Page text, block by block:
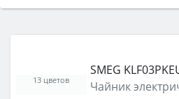
Сначала определитесь с
затем смотрите на объём
функции (конвекция,
защита от детей).
SMEG
Чайник
13 цветов